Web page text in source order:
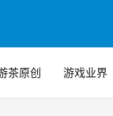
茶原创 游戏业界